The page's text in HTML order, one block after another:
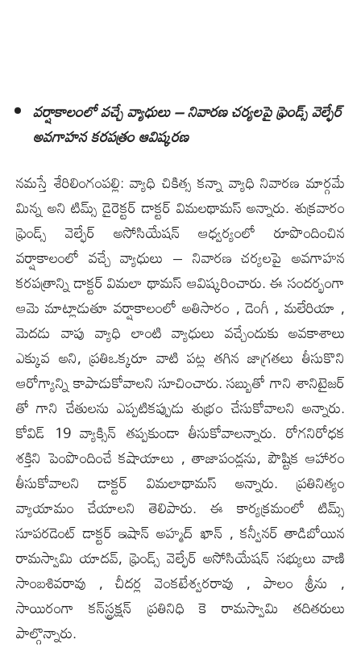
వర్షాకాలంలో వచ్చే వ్యాధులు – నివారణ చర్యలపై ఫ్రెండ్స్ వెల్ఫేర్
అవ‌గాహ‌న క‌ర‌ప‌త్రం ఆవిష్క‌ర‌ణ‌
నమస్తే శేరిలింగంపల్లి: వ్యాధి చికిత్స కన్నా వ్యాధి నివారణ మార్గ‌మే
మిన్న అని టిమ్స్ డైరెక్టర్ డాక్టర్ విమలథామస్ అన్నారు. శుక్రవారం
ఫ్రెండ్స్ వెల్ఫేర్ అసోసియేషన్ ఆధ్వర్యంలో రూపొందించిన
వర్షాకాలంలో వచ్చే వ్యాధులు – నివారణ చర్యలపై అవగాహన
కరపత్రాన్ని డాక్టర్ విమలా థామస్ ఆవిష్కరించారు. ఈ సందర్భంగా
ఆమె మాట్లాడుతూ వర్షాకాలంలో అతిసారం , డెంగీ , మలేరియా ,
మెదడు వాపు వ్యాధి లాంటి వ్యాధులు వచ్చేందుకు అవకాశాలు
ఎక్కువ అని, ప్రతిఒక్కరూ వాటి పట్ల తగిన‌ జాగ్రతలు తీసుకొని
ఆరోగ్యాన్ని కాపాడుకోవాలని సూచించారు.‌ సబ్బుతో గాని శానిటైజర్
తో గాని చేతులను ఎప్పటికప్పుడు శుభ్రం చేసుకోవాలని అన్నారు.
కోవిడ్ 19 వ్యాక్సిన్ తప్పకుండా తీసుకోవాలన్నారు. రోగనిరోధక
శక్తిని పెంపొందించే కషాయాలు , తాజాపండ్లను, పౌష్టిక ఆహారం
తీసుకోవాలని డాక్టర్ విమలాథామస్ అన్నారు. ప్రతినిత్యం
వ్యాయామం చేయాలని తెలిపారు. ఈ కార్యక్రమంలో టిమ్స్
సూపరడెంట్ డాక్టర్ ఇషాన్ అహ్మద్ ఖాన్ , కన్వీనర్ తాడిబోయిన
రామస్వామి యాదవ్, ఫ్రెండ్స్ వెల్ఫేర్ అసోసియేషన్ సభ్యులు వాణి
సాంబశివరావు , చీదర్ల వెంకటేశ్వరరావు , పాలం శ్రీను ,
సాయిరంగా కన్‌స్ట్రక్షన్ ప్రతినిధి కె రామస్వామి తదితరులు
పాల్గొన్నారు.